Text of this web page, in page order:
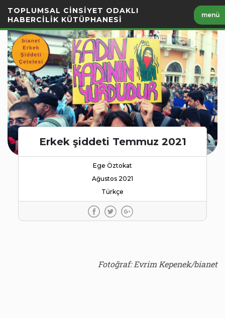
Geç
TOPLUMSAL CİNSİYET ODAKLI
HABERCİLİK KÜTÜPHANESİ
menü
Erkek şiddeti Temmuz 2021
Ege Öztokat
Ağustos 2021
Türkçe
Fotoğraf: Evrim Kepenek/bianet